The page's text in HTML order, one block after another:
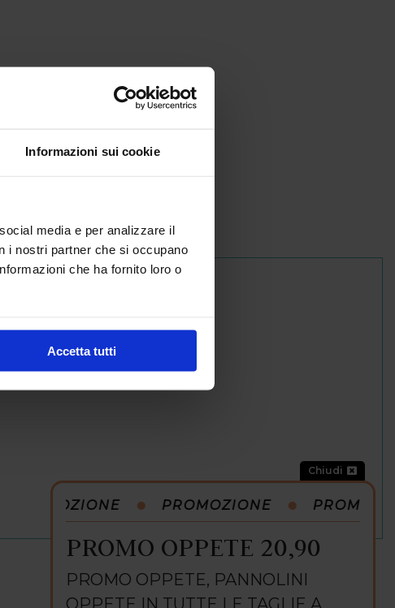
Informazioni sui cookie
media e per analizzare il
i nostri partner che si occupano
che ha fornito loro o
Accetta tutti
Chiudi
PROMOZIONE PROMOZIONE
PROMO OPPETE 20,90
PROMO OPPETE, PANNOLINI
OPPETE IN TUTTE LE TAGLIE A